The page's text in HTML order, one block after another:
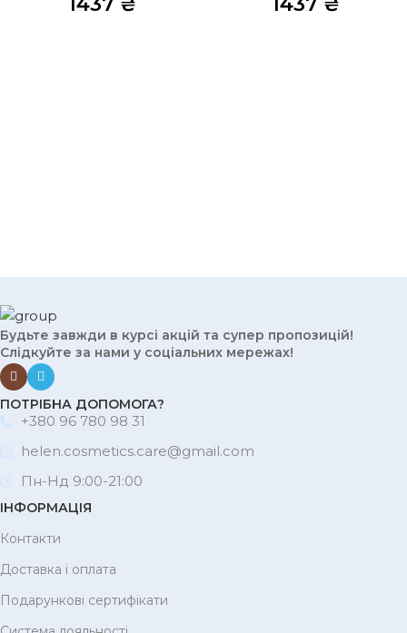
Будьте завжди в курсі акцій та супер пропозицій!
Слідкуйте за нами у соціальних мережах!
ПОТРІБНА ДОПОМОГА?
+380 96 780 98 31
helen.cosmetics.care@gmail.com
Пн-Нд 9:00-21:00
ІНФОРМАЦІЯ
Контакти
Доставка і оплата
Подарункові сертифікати